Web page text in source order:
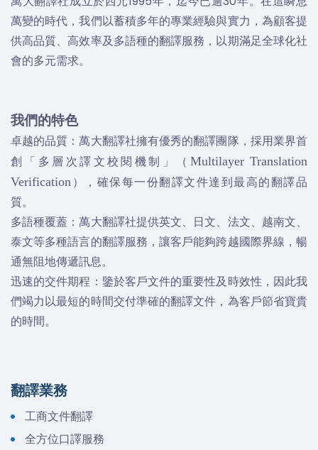
萬變的時代，我們以蓄積多年的專業經驗與實力，為顧客提
供高品質、高效率及多語種的翻譯服務，以期滿足全球化社
會的多元需求。
我們的特色
卓越的品質：萬大翻譯社擁有優秀的翻譯團隊，採用業界首
創「多層次譯文校閱機制」（ Multilayer Translation
Verification ），確保每一份翻譯文件達到最高的翻譯品
質。
多語種覆蓋：萬大翻譯社提供英文、日文、法文、越南文、
泰文等多種語言的翻譯服務，讓客戶能夠跨越國際界線，暢
通無阻地傳遞訊息。
迅速的交件期程：鑒於客戶文件的重要性及時效性，因此我
們竭力以最短的時間交付準確的翻譯文件，為客戶節省寶貴
的時間。
翻譯業務
工商文件翻譯
全方位口譯服務